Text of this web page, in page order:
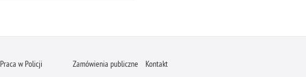
Praca w Policji Zamówienia publiczne Kontakt